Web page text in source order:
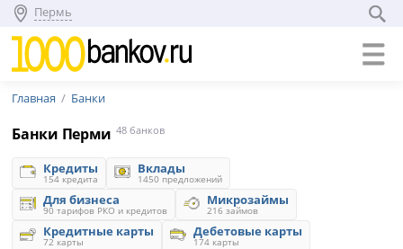
Пермь
Главная Банки
Банки Перми 48 банков
Кредиты
154 кредита
Вклады
1450 предложений
Для бизнеса
90 тарифов РКО и кредитов
Микрозаймы
216 займов
Кредитные карты
72 карты
Дебетовые карты
174 карты